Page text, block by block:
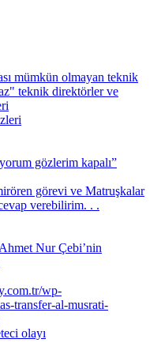
gözlerim kapalı”
verebilirim. . .
Nur Çebi’nin
olayı